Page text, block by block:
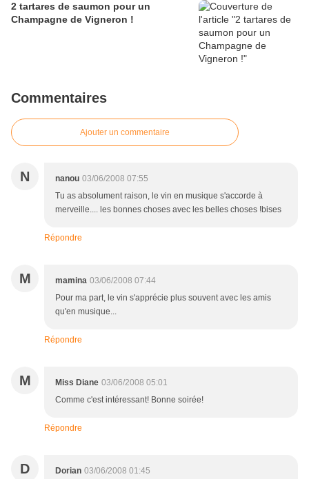
2 tartares de saumon pour un
Champagne de Vigneron !
Commentaires
Ajouter un commentaire
N nanou 03/06/2008 07:55
Tu as absolument raison, le vin en musique s'accorde à
merveille.... les bonnes choses avec les belles choses !bises
Répondre
M mamina 03/06/2008 07:44
Pour ma part, le vin s'apprécie plus souvent avec les amis
qu'en musique...
Répondre
M Miss Diane 03/06/2008 05:01
Comme c'est intéressant! Bonne soirée!
Répondre
D Dorian 03/06/2008 01:45